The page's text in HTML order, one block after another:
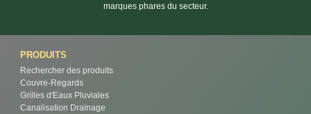
marques phares du secteur.
PRODUITS
Rechercher des produits
Couvre-Regards
Grilles d'Eaux Pluviales
Canalisation Drainage